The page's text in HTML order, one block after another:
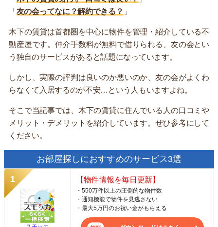
「 友の会ってなに？解約できる？ 」
木下の賃貸は首都圏を中心に物件を管理・紹介している不
動産屋です。仲介手数料が無料で借りられる、友の会とい
う独自のサービスがあると話題になっています。
しかし、実際の評判は良いのか悪いのか、友の会がよくわ
らなくて入居するのが不安…という人もいますよね。
そこで当記事では、木下の賃貸に住んでいる人の口コミや
メリット・デメリットを紹介しています。ぜひ参考にして
ください。
お部屋探しにおすすめのサービス3選
【物件情報を毎日更新】
・550万件以上の圧倒的な物件数
・通知機能で物件を見逃さない
・最大5万円のお祝い金がもらえる